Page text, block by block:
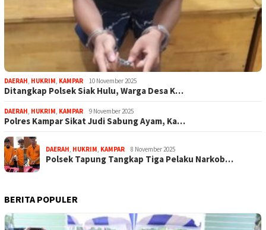
DAERAH, HUKRIM, KAMPAR 10 November 2025
Ditangkap Polsek Siak Hulu, Warga Desa K…
DAERAH, HUKRIM, KAMPAR 9 November 2025
Polres Kampar Sikat Judi Sabung Ayam, Ka…
DAERAH, HUKRIM, KAMPAR 8 November 2025
Polsek Tapung Tangkap Tiga Pelaku Narkob…
BERITA POPULER